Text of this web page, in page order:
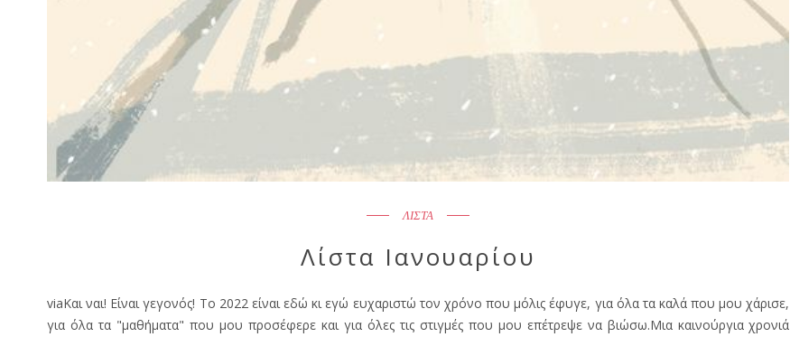
ΛΙΣΤΑ
Λίστα Ιανουαρίου
viaΚαι ναι! Είναι γεγονός! Το 2022 είναι εδώ κι εγώ ευχαριστώ τον χρόνο που μόλις έφυγε, για όλα τα καλά που μου χάρισε,
για όλα τα "μαθήματα" που μου προσέφερε και για όλες τις στιγμές που μου επέτρεψε να βιώσω.Μια καινούργια χρονιά